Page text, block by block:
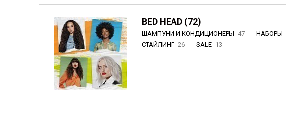
BED HEAD (72)
ШАМПУНИ И КОНДИЦИОНЕРЫ 47 НАБОРЫ
СТАЙЛИНГ 26 SALE 13